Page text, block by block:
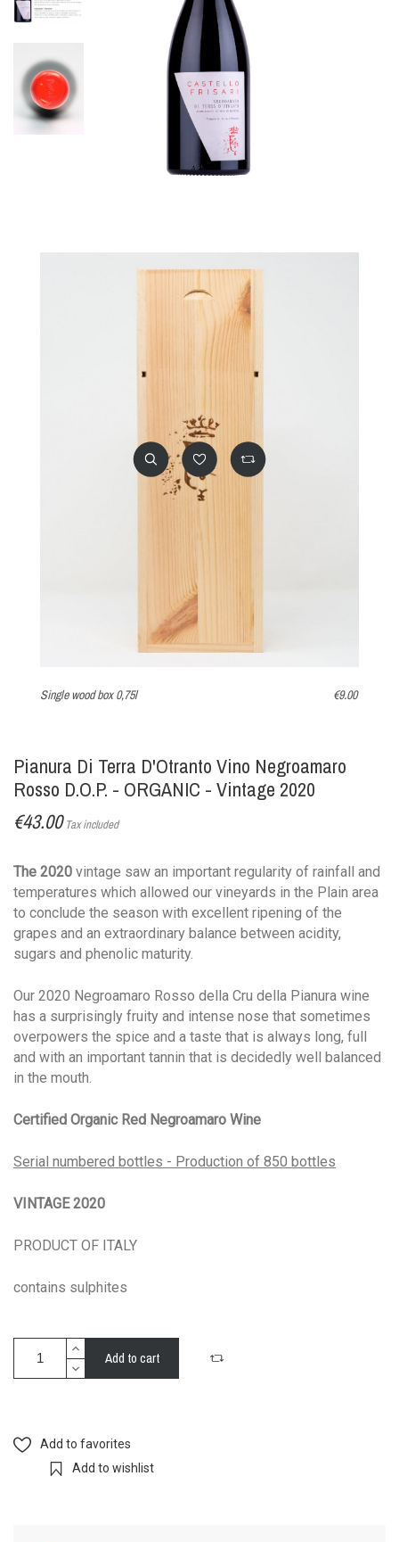
Single wood box 0,75l €9.00
Pianura Di Terra D'Otranto Vino Negroamaro
Rosso D.O.P. - ORGANIC - Vintage 2020
€43.00 Tax included
The 2020 vintage saw an important regularity of rainfall and
temperatures which allowed our vineyards in the Plain area
to conclude the season with excellent ripening of the
grapes and an extraordinary balance between acidity,
sugars and phenolic maturity.
Our 2020 Negroamaro Rosso della Cru della Pianura wine
has a surprisingly fruity and intense nose that sometimes
overpowers the spice and a taste that is always long, full
and with an important tannin that is decidedly well balanced
in the mouth.
Certified Organic Red Negroamaro Wine
Serial numbered bottles - Production of 850 bottles
VINTAGE 2020
PRODUCT OF ITALY
contains sulphites
Add to cart
Add to favorites
Add to wishlist